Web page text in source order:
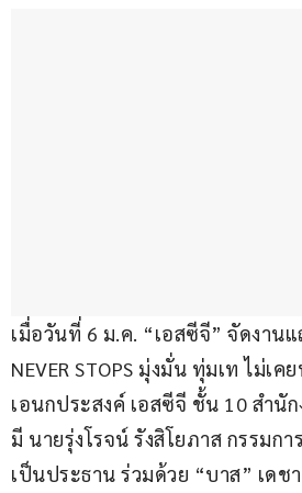
เมื่อวันที่ 6 ม.ค. “เอสซีจี” จัดงานแ
NEVER STOPS มุ่งมั่น ทุ่มเท ไม่เ
เอนกประสงค์ เอสซีจี ชั้น 10 สำนั
มี นายรุ่งโรจน์ รังสิโยภาส กรรมก
เป็นประธาน ร่วมด้วย “บาส” เดช